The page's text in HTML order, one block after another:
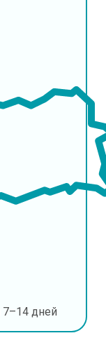
7–14 дней